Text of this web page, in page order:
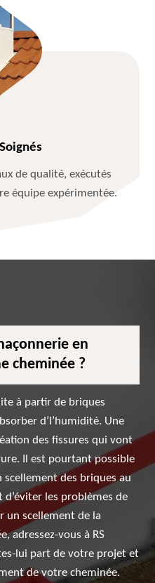
de qualité, exécutés
équipe expérimentée.
en
cheminée ?
à partir de briques
d’l’humidité. Une
des fissures qui vont
Il est pourtant possible
scellement des briques au
les problèmes de
un scellement de la
adressez-vous à RS
lui part de votre projet et
de votre cheminée.